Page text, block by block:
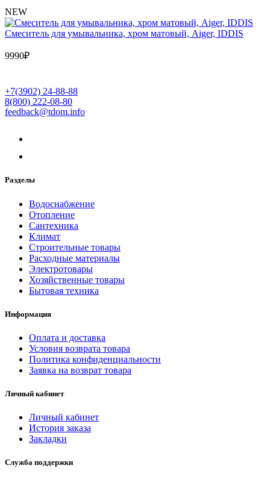
NEW
Cмеситель для умывальника, хром матовый, Aiger, IDDIS
9990₽
+7(3902) 24-88-88
8(800) 222-08-80
feedback@tdom.info
Разделы
Водоснабжение
Отопление
Сантехника
Климат
Строительные товары
Расходные материалы
Электротовары
Хозяйственные товары
Бытовая техника
Информация
Оплата и доставка
Условия возврата товара
Политика конфиденциальности
Заявка на возврат товара
Личный кабинет
Личный кабинет
История заказа
Закладки
Служба поддержки